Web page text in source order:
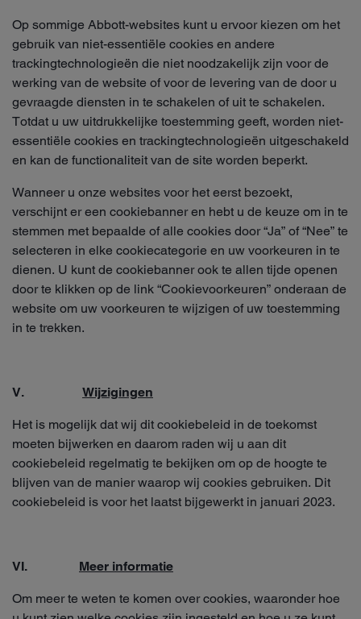
Op sommige Abbott-websites kunt u ervoor kiezen om het
gebruik van niet-essentiële cookies en andere
trackingtechnologieën die niet noodzakelijk zijn voor de
werking van de website of voor de levering van de door u
gevraagde diensten in te schakelen of uit te schakelen.
Totdat u uw uitdrukkelijke toestemming geeft, worden niet-
essentiële cookies en trackingtechnologieën uitgeschakeld
en kan de functionaliteit van de site worden beperkt.
Wanneer u onze websites voor het eerst bezoekt,
verschijnt er een cookiebanner en hebt u de keuze om in te
stemmen met bepaalde of alle cookies door “Ja” of “Nee” te
selecteren in elke cookiecategorie en uw voorkeuren in te
dienen. U kunt de cookiebanner ook te allen tijde openen
door te klikken op de link “Cookievoorkeuren” onderaan de
website om uw voorkeuren te wijzigen of uw toestemming
in te trekken.
V. Wijzigingen
Het is mogelijk dat wij dit cookiebeleid in de toekomst
moeten bijwerken en daarom raden wij u aan dit
cookiebeleid regelmatig te bekijken om op de hoogte te
blijven van de manier waarop wij cookies gebruiken. Dit
cookiebeleid is voor het laatst bijgewerkt in januari 2023.
VI. Meer informatie
Om meer te weten te komen over cookies, waaronder hoe